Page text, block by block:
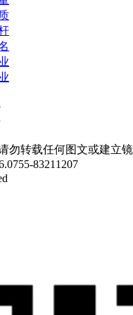
勿转载任何图文或建立
83211207